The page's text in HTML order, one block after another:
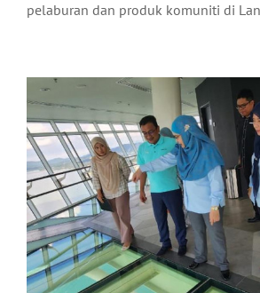
pelaburan dan produk komuniti di